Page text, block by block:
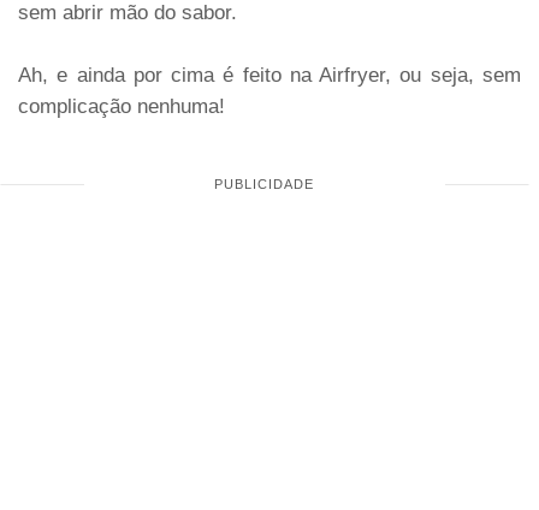
sem abrir mão do sabor.
Ah, e ainda por cima é feito na Airfryer, ou seja, sem
complicação nenhuma!